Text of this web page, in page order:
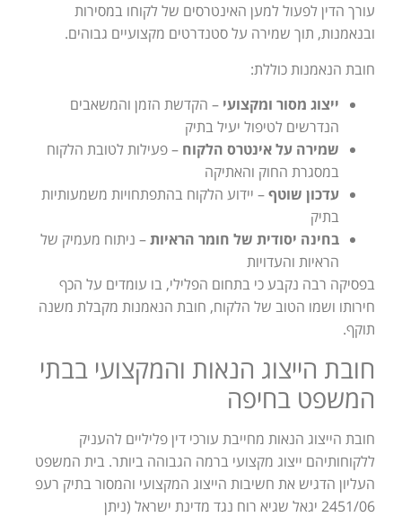
עורך הדין לפעול למען האינטרסים של לקוחו במסירות
ובנאמנות, תוך שמירה על סטנדרטים מקצועיים גבוהים.
חובת הנאמנות כוללת:
ייצוג מסור ומקצועי – הקדשת הזמן והמשאבים
הנדרשים לטיפול יעיל בתיק
שמירה על אינטרס הלקוח – פעילות לטובת הלקוח
במסגרת החוק והאתיקה
עדכון שוטף– יידוע הלקוח בהתפתחויות משמעותיות
בתיק
בחינה יסודית של חומר הראיות– ניתוח מעמיק של
הראיות והעדויות
בפסיקה רבה נקבע כי בתחום הפלילי, בו עומדים על הכף
חירותו ושמו הטוב של הלקוח, חובת הנאמנות מקבלת משנה
תוקף.
חובת הייצוג הנאות והמקצועי בבתי
המשפט בחיפה
חובת הייצוג הנאות מחייבת עורכי דין פליליים להעניק
ללקוחותיהם ייצוג מקצועי ברמה הגבוהה ביותר. בית המשפט
העליון הדגיש את חשיבות הייצוג המקצועי והמסור בתיק רעפ
2451/06 יגאל שגיא רוח נגד מדינת ישראל (ניתן